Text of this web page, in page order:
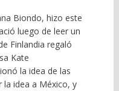
Biondo, hizo este
luego de leer un
Finlandia regaló
Kate
la idea de las
la idea a México, y